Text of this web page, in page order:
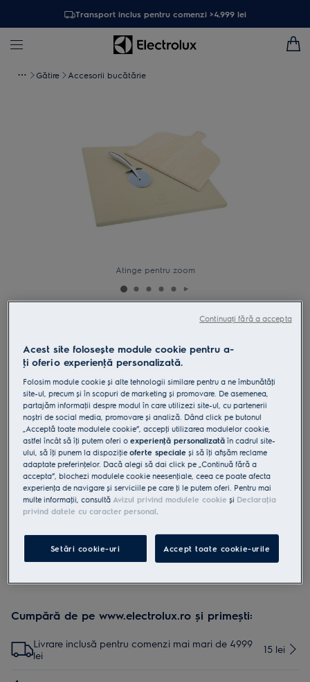
Transport inclus pentru comenzi >4.999 lei
Gătire Accesorii bucătărie
Atinge pentru zoom
Set piatra pentru pizza
4.8 (43)
Beneficii
Creati pizza exceptionala gatindu-le pe piatra noastra pentru gatit.
Un set de pizza care include o piatra pentru gatit, un razuitor si un
feliator.
Piatra noastra de pizza se incalzeste rapid in totalitate si in mod
uniform, asigurand rezultate delicioase si crocante.
Instrucţiunile și avertismentele pentru utilizarea în siguranţă a
enumerate în manualul de utilizare. Pentru utilizarea în
siguranţă a produsului, citește în întregime manualul de
utilizare.
Cumpără de pe www.electrolux.ro și primești:
Livrare inclusă pentru comenzi mai mari de 4999
lei
15 lei
Acest site folosește module cookie pentru a-
ţi oferi o experienţă personalizată.
Folosim module cookie și alte tehnologii similare pentru a ne îmbunătăţi
site-ul, precum și în scopuri de marketing și promovare. De asemenea,
partajăm informaţii despre modul în care utilizezi site-ul, cu partenerii
noștri de social media, promovare și analiză. Dând click pe butonul
„Acceptă toate modulele cookie”, accepţi utilizarea modulelor cookie,
astfel încât să îţi putem oferi oexperienţă personalizată în cadrul site-
ului, să îţi punem la dispoziţieoferte speciale și să îţi afișăm reclame
adaptate preferinţelor. Dacă alegi să dai click pe „Continuă fără a
accepta”, blochezi modulele cookie neesenţiale, ceea ce poate afecta
experienţa de navigare și serviciile pe care ţi le putem oferi. Pentru mai
multe informaţii, consultă Avizul privind modulele cookie și Declaraţia
privind datele cu caracter personal.
Setări cookie-uri Accept toate cookie-urile
Continuați fără a accepta